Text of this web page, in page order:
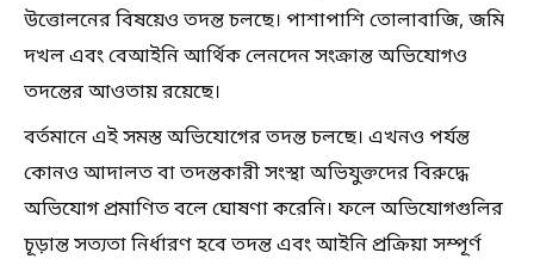
উত্তোলনের বিষয়েও তদন্ত চলছে। পাশাপাশি তোলাবাজি, জমি
দখল এবং বেআইনি আর্থিক লেনদেন সংক্রান্ত অভিযোগও
তদন্তের আওতায় রয়েছে।
বর্তমানে এই সমস্ত অভিযোগের তদন্ত চলছে। এখনও পর্যন্ত
কোনও আদালত বা তদন্তকারী সংস্থা অভিযুক্তদের বিরুদ্ধে
অভিযোগ প্রমাণিত বলে ঘোষণা করেনি। ফলে অভিযোগগুলির
চূড়ান্ত সত্যতা নির্ধারণ হবে তদন্ত এবং আইনি প্রক্রিয়া সম্পূর্ণ